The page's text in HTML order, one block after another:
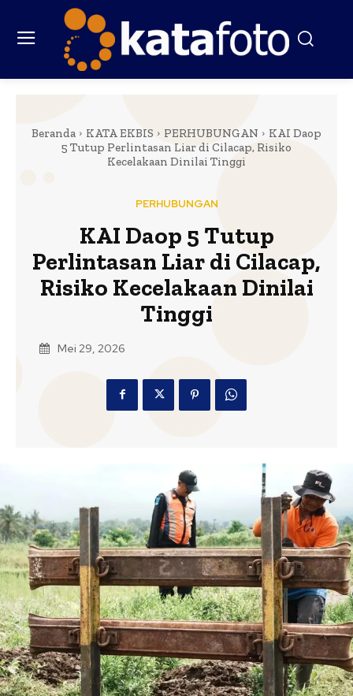
Beranda KATA EKBIS PERHUBUNGAN
KAI Daop
5 Tutup Perlintasan Liar di Cilacap, Risiko
Kecelakaan Dinilai Tinggi
PERHUBUNGAN
KAI Daop 5 Tutup
Perlintasan Liar di Cilacap,
Risiko Kecelakaan Dinilai
Tinggi
Mei 29, 2026